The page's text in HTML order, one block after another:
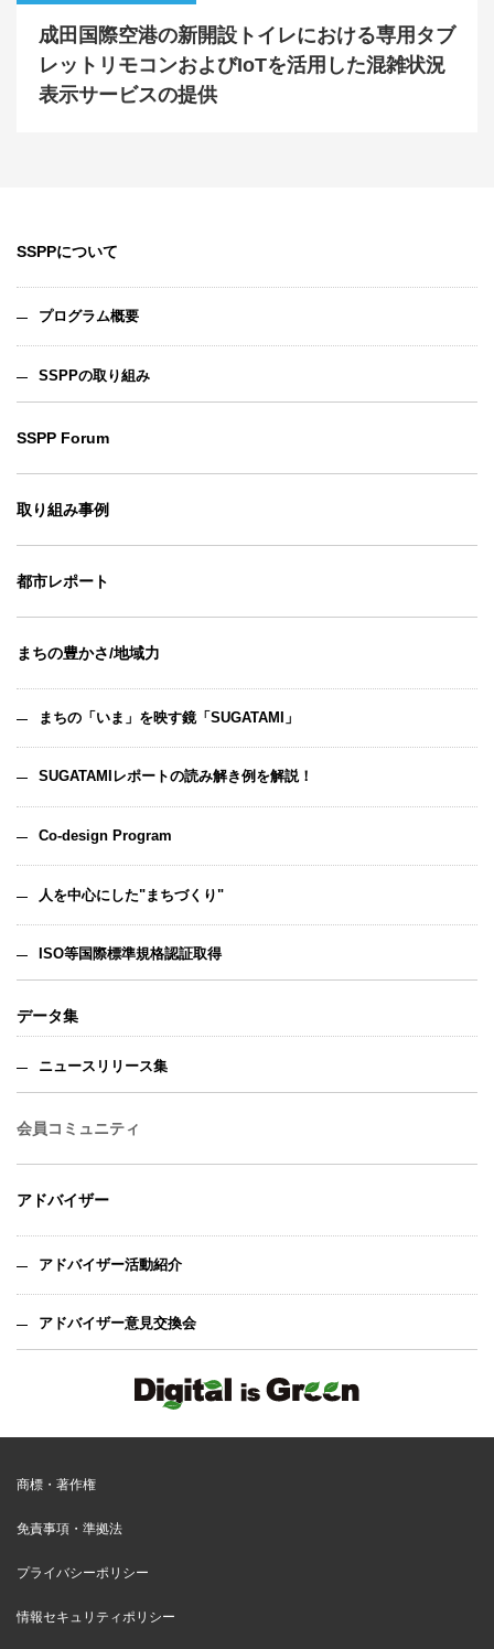
成田国際空港の新開設トイレにおける専用タブ
レットリモコンおよびIoTを活用した混雑状況
表示サービスの提供
SSPPについて
プログラム概要
SSPPの取り組み
SSPP Forum
取り組み事例
都市レポート
まちの豊かさ/地域力
まちの「いま」を映す鏡「SUGATAMI」
SUGATAMIレポートの読み解き例を解説！
Co-design Program
人を中心にした"まちづくり"
ISO等国際標準規格認証取得
データ集
ニュースリリース集
会員コミュニティ
アドバイザー
アドバイザー活動紹介
アドバイザー意見交換会
商標・著作権
免責事項・準拠法
プライバシーポリシー
情報セキュリティポリシー